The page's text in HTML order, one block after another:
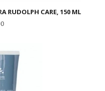
RUDOLPH CARE, 150 ML